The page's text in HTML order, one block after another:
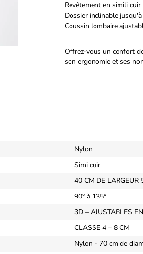
Revêtement en simili
Dossier inclinable
Coussin lombaire
Offrez-vous un confort
son ergonomie et ses
Nylon
Simi cuir
40 CM DE LARGEUR
90° à 135°
3D – AJUSTABLES
CLASSE 4 – 8 CM
Nylon - 70 cm de